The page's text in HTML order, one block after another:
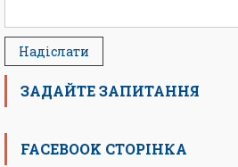
ЗАДАЙТЕ ЗАПИТАННЯ
FACEBOOK СТОРІНКА